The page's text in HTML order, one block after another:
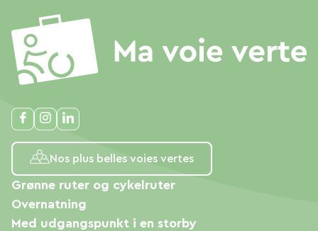
Nos plus belles voies vertes
Grønne ruter og cykelruter
Overnatning
Med udgangspunkt i en storby